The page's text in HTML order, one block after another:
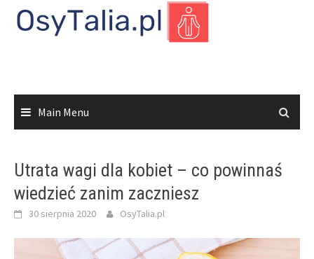
Main Menu
Utrata wagi dla kobiet – co powinnaś
wiedzieć zanim zaczniesz
30 sierpnia 2020 OsyTalia.pl